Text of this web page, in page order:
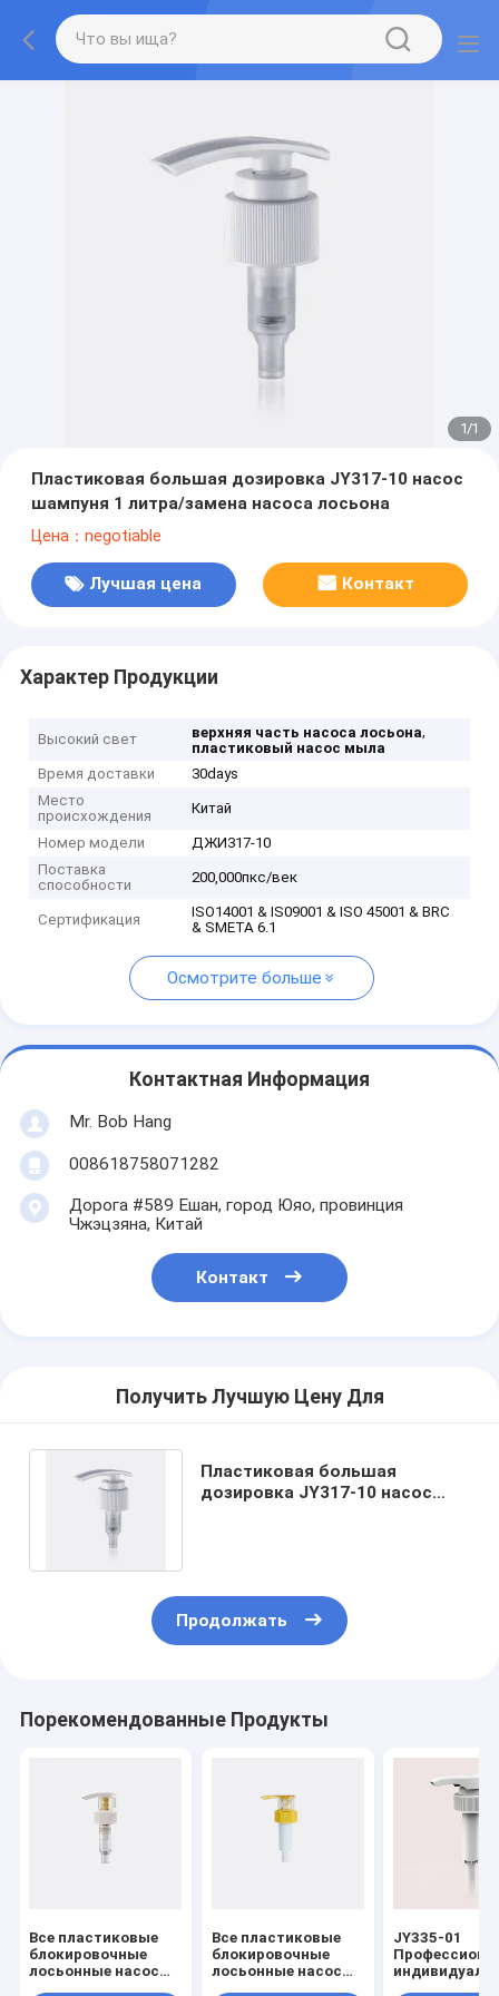
1/1
Пластиковая большая дозировка JY317-10 насос
шампуня 1 литра/замена насоса лосьона
Цена：negotiable
Лучшая цена Контакт
Характер Продукции
Высокий свет верхняя часть насоса лосьона,
пластиковый насос мыла
Время доставки
30days
Место
происхождения
Китай
Номер модели
ДЖИ317-10
Поставка
способности
200,000пкс/век
Сертификация
ISO14001 & IS09001 & ISO 45001 & BRC
& SMETA 6.1
Осмотрите больше
Контактная Информация
Mr. Bob Hang
008618758071282
Дорога #589 Ешан, город Юяо, провинция
Чжэцзяна, Китай
Контакт
Получить Лучшую Цену Для
Пластиковая большая
дозировка JY317-10 насос
Продолжать
Порекомендованные Продукты
Все пластиковые
блокировочные
лосьонные насосы
Все пластиковые
блокировочные
лосьонные насосы
JY335-01